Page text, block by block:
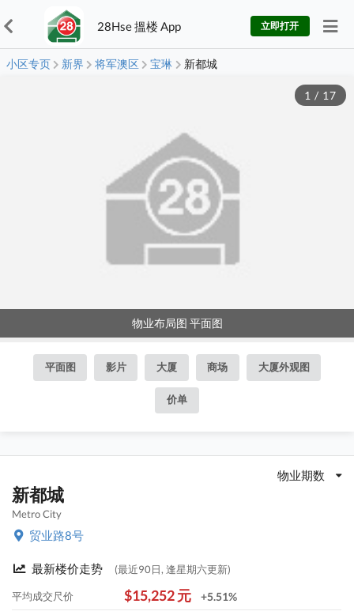
28Hse 搵楼 App 立即打开
小区专页 新界 将军澳区 宝琳 新都城
物业布局图 平面图
1 / 17
平面图 影片 大厦 商场 大厦外观图
价单
物业期数
新都城
Metro City
贸业路8号
最新楼价走势 (最近90日, 逢星期六更新)
平均成交尺价 $15,252 元 +5.51%